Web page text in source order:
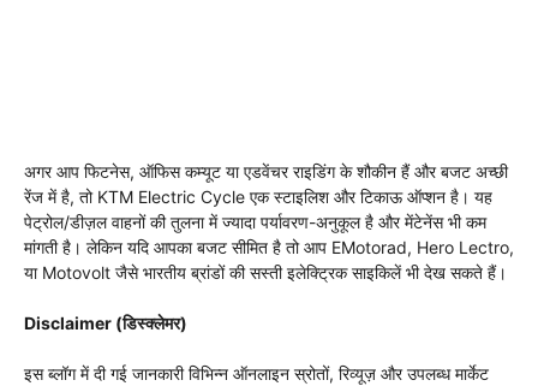
अगर आप फिटनेस, ऑफिस कम्यूट या एडवेंचर राइडिंग के शौकीन हैं और बजट अच्छी
रेंज में है, तो KTM Electric Cycle एक स्टाइलिश और टिकाऊ ऑप्शन है। यह
पेट्रोल/डीज़ल वाहनों की तुलना में ज्यादा पर्यावरण-अनुकूल है और मेंटेनेंस भी कम
मांगती है। लेकिन यदि आपका बजट सीमित है तो आप EMotorad, Hero Lectro,
या Motovolt जैसे भारतीय ब्रांडों की सस्ती इलेक्ट्रिक साइकिलें भी देख सकते हैं।
Disclaimer (डिस्क्लेमर)
इस ब्लॉग में दी गई जानकारी विभिन्न ऑनलाइन स्रोतों, रिव्यूज़ और उपलब्ध मार्केट